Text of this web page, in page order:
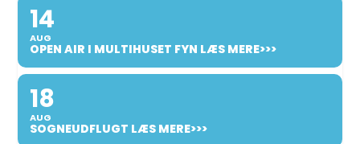
14
AUG
OPEN AIR I MULTIHUSET FYN LÆS MERE>>>
18
AUG
SOGNEUDFLUGT LÆS MERE>>>